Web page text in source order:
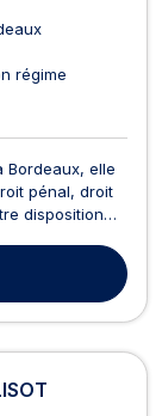
régime
Bordeaux, elle
pénal, droit
disposition
que du